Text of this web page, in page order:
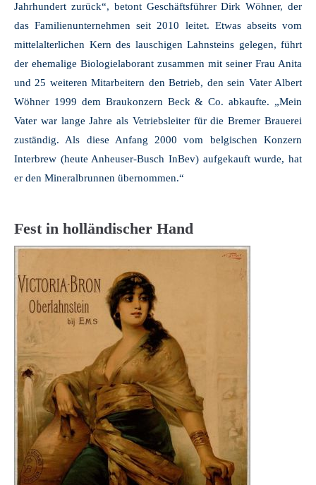
Jahrhundert zurück“, betont Geschäftsführer Dirk Wöhner, der
das Familienunternehmen seit 2010 leitet. Etwas abseits vom
mittelalterlichen Kern des lauschigen Lahnsteins gelegen, führt
der ehemalige Biologielaborant zusammen mit seiner Frau Anita
und 25 weiteren Mitarbeitern den Betrieb, den sein Vater Albert
Wöhner 1999 dem Braukonzern Beck & Co. abkaufte. „Mein
Vater war lange Jahre als Vetriebsleiter für die Bremer Brauerei
zuständig. Als diese Anfang 2000 vom belgischen Konzern
Interbrew (heute Anheuser-Busch InBev) aufgekauft wurde, hat
er den Mineralbrunnen übernommen.“
Fest in holländischer Hand